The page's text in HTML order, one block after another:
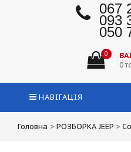
067
093
050
0
0
НАВІГАЦІЯ
Головна > РОЗБОРКА JEEP >